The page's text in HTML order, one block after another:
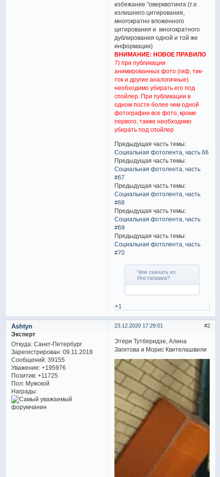
избежание "оверквотинга (т.е.
излишнего цитирования,
многократно вложенного
цитирования и многократного
дублирования одной и той же
информации)
ВНИМАНИЕ: НОВОЕ ПРАВИЛО
7) при публикации
анимированных фото (гиф, тик-
ток и другие аналогичные)
необходимо убирать его под
спойлер. При публикации в
одном посте более чем одной
фотографии все фото, кроме
первого, также необходимо
убирать под спойлер
Предыдущая часть темы:
Социальная фотолента, часть 66
Предыдущая часть темы:
Социальная фотолента, часть
#67
Предыдущая часть темы:
Социальная фотолента, часть
#68
Предыдущая часть темы:
Социальная фотолента, часть
#69
Предыдущая часть темы:
Социальная фотолента, часть
#70
Чем скачать из
Инстаграма?
+1
2
23.12.2020 17:29:01
Ashtyn
Эксперт
Откуда:Санкт-Петербург
Зарегистрирован: 09.11.2018
Сообщений:39155
Уважение: +195976
Позитив: +11725
Пол:Мужской
Награды:
Этери Тутберидзе, Алина
Загитова и Морис Квителашвили